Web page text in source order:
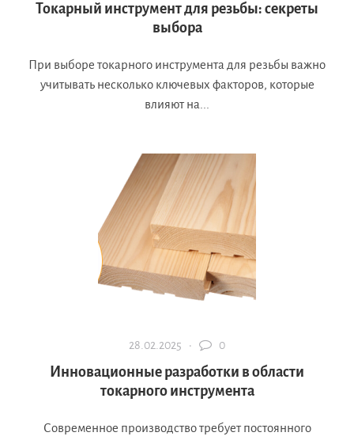
Токарный инструмент для резьбы: секреты
выбора
При выборе токарного инструмента для резьбы важно
учитывать несколько ключевых факторов, которые
влияют на...
28.02.2025 · 0
Инновационные разработки в области
токарного инструмента
Современное производство требует постоянного